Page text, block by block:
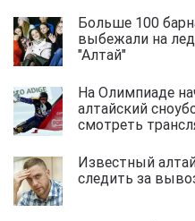
Больше 100
выбежали на
"Алтай"
На Олимпиаде
алтайский
смотреть
Известный
следить за